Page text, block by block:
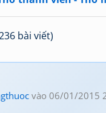
bài viết)
vào 06/01/2015